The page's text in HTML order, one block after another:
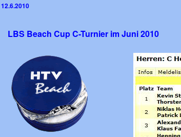
12.6.2010
LBS Beach Cup C-Turnier im Juni 2010